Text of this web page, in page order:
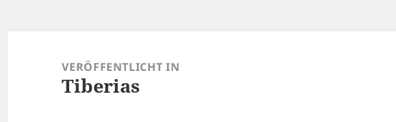
VERÖFFENTLICHT IN
Tiberias